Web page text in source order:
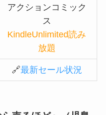
アクションコミック
ス
KindleUnlimited読み
放題
🔗最新セール状況